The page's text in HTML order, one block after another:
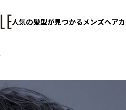
人気の髪型が見つかるメンズヘア
人気の髪型が見つかるメンズヘア